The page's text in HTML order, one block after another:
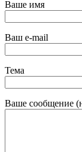
Ваше имя
Ваш e-mail
Тема
Ваше сообщение